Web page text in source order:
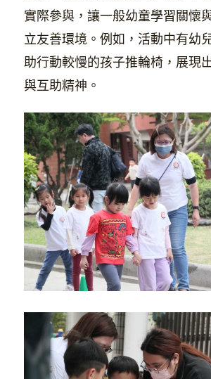
實際參與，讓一般幼童學習關懷
立友善環境。例如，活動中有幼
助行動較慢的孩子推輪椅，展現
與互助精神。